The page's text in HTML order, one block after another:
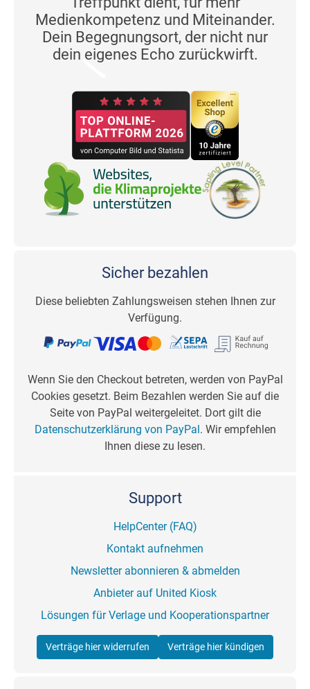
Medienkompetenz und Miteinander.
Dein Begegnungsort, der nicht nur
dein eigenes Echo zurückwirft.
Sicher bezahlen
Diese beliebten Zahlungsweisen stehen Ihnen zur
Verfügung.
Wenn Sie den Checkout betreten, werden von PayPal
Cookies gesetzt. Beim Bezahlen werden Sie auf die
Seite von PayPal weitergeleitet. Dort gilt die
Datenschutzerklärung von PayPal. Wir empfehlen
Ihnen diese zu lesen.
Support
HelpCenter (FAQ)
Kontakt aufnehmen
Newsletter abonnieren & abmelden
Anbieter auf United Kiosk
Lösungen für Verlage und Kooperationspartner
Verträge hier widerrufen Verträge hier kündigen